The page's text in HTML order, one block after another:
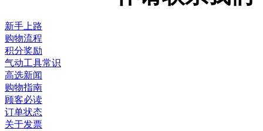
新手上路
购物流程
积分奖励
气动工具常识
高选新闻
购物指南
顾客必读
订单状态
关于发票